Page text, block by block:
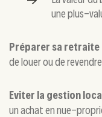
une plus-
Préparer sa retraite
de louer ou de
Eviter la gestion
un achat en nue-